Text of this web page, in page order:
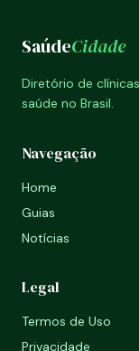
SaúdeCidade
Diretório de
saúde no Brasil.
Navegação
Home
Guias
Notícias
Legal
Termos de Uso
Privacidade